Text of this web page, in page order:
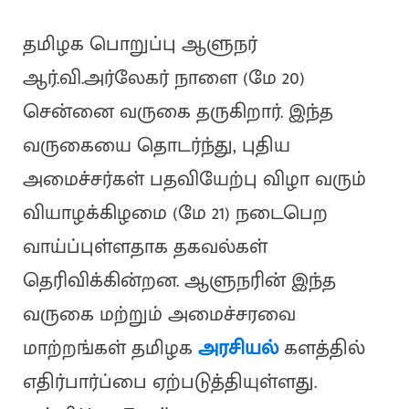
தமிழக பொறுப்பு ஆளுநர்
ஆர்.வி.அர்லேகர் நாளை (மே 20)
சென்னை வருகை தருகிறார். இந்த
வருகையை தொடர்ந்து, புதிய
அமைச்சர்கள் பதவியேற்பு விழா வரும்
வியாழக்கிழமை (மே 21) நடைபெற
வாய்ப்புள்ளதாக தகவல்கள்
தெரிவிக்கின்றன. ஆளுநரின் இந்த
வருகை மற்றும் அமைச்சரவை
மாற்றங்கள் தமிழகஅரசியல்களத்தில்
எதிர்பார்ப்பை ஏற்படுத்தியுள்ளது.